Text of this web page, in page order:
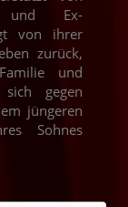
und Ex-
von ihrer
zurück,
und
gegen
jüngeren
Sohnes